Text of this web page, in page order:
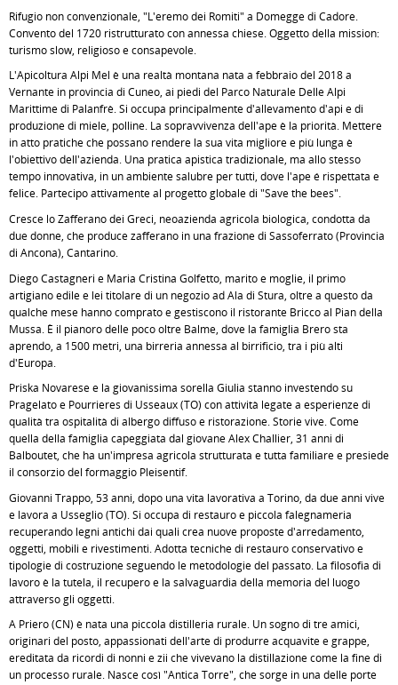
Rifugio non convenzionale, "L'eremo dei Romiti" a Domegge di Cadore.
Convento del 1720 ristrutturato con annessa chiese. Oggetto della mission:
turismo slow, religioso e consapevole.
L'Apicoltura Alpi Mel è una realtà montana nata a febbraio del 2018 a
Vernante in provincia di Cuneo, ai piedi del Parco Naturale Delle Alpi
Marittime di Palanfrè. Si occupa principalmente d'allevamento d'api e di
produzione di miele, polline. La sopravvivenza dell'ape è la priorità. Mettere
in atto pratiche che possano rendere la sua vita migliore e più lunga è
l'obiettivo dell'azienda. Una pratica apistica tradizionale, ma allo stesso
tempo innovativa, in un ambiente salubre per tutti, dove l'ape é rispettata e
felice. Partecipo attivamente al progetto globale di "Save the bees".
Cresce lo Zafferano dei Greci, neoazienda agricola biologica, condotta da
due donne, che produce zafferano in una frazione di Sassoferrato (Provincia
di Ancona), Cantarino.
Diego Castagneri e Maria Cristina Golfetto, marito e moglie, il primo
artigiano edile e lei titolare di un negozio ad Ala di Stura, oltre a questo da
qualche mese hanno comprato e gestiscono il ristorante Bricco al Pian della
Mussa. È il pianoro delle poco oltre Balme, dove la famiglia Brero sta
aprendo, a 1500 metri, una birreria annessa al birrificio, tra i più alti
d'Europa.
Priska Novarese e la giovanissima sorella Giulia stanno investendo su
Pragelato e Pourrieres di Usseaux (TO) con attività legate a esperienze di
qualità tra ospitalità di albergo diffuso e ristorazione. Storie vive. Come
quella della famiglia capeggiata dal giovane Alex Challier, 31 anni di
Balboutet, che ha un'impresa agricola strutturata e tutta familiare e presiede
il consorzio del formaggio Pleisentif.
Giovanni Trappo, 53 anni, dopo una vita lavorativa a Torino, da due anni vive
e lavora a Usseglio (TO). Si occupa di restauro e piccola falegnameria
recuperando legni antichi dai quali crea nuove proposte d'arredamento,
oggetti, mobili e rivestimenti. Adotta tecniche di restauro conservativo e
tipologie di costruzione seguendo le metodologie del passato. La filosofia di
lavoro è la tutela, il recupero e la salvaguardia della memoria del luogo
attraverso gli oggetti.
A Priero (CN) è nata una piccola distilleria rurale. Un sogno di tre amici,
originari del posto, appassionati dell'arte di produrre acquavite e grappe,
ereditata da ricordi di nonni e zii che vivevano la distillazione come la fine di
un processo rurale. Nasce così "Antica Torre", che sorge in una delle porte